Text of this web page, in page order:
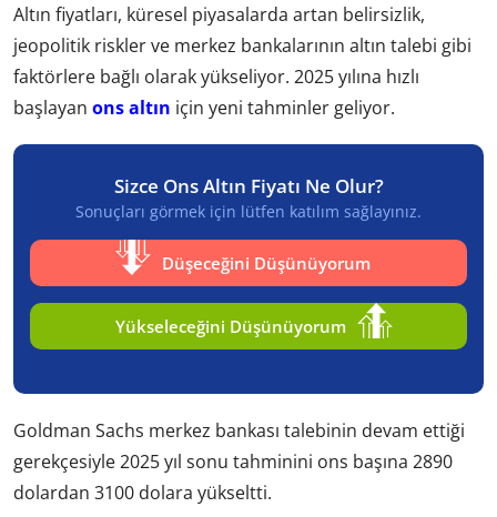
Altın fiyatları, küresel piyasalarda artan belirsizlik,
jeopolitik riskler ve merkez bankalarının altın talebi gibi
faktörlere bağlı olarak yükseliyor. 2025 yılına hızlı
başlayan ons altın için yeni tahminler geliyor.
Sizce Ons Altın Fiyatı Ne Olur?
Sonuçları görmek için lütfen katılım sağlayınız.
Düşeceğini Düşünüyorum
Yükseleceğini Düşünüyorum
Goldman Sachs merkez bankası talebinin devam ettiği
gerekçesiyle 2025 yıl sonu tahminini ons başına 2890
dolardan 3100 dolara yükseltti.